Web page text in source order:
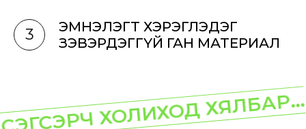
3
ЭМНЭЛЭГТ ХЭРЭГЛЭДЭГ
ЗЭВЭРДЭГГҮЙ ГАН МАТЕРИАЛ
СЭГСЭРЧ ХОЛИХОД ХЯЛБАР...